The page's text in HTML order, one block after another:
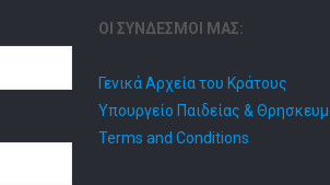
ΟΙ ΣΥΝΔΕΣΜΟΙ ΜΑΣ:
Γενικά Αρχεία του Κράτους
Υπουργείο Παιδείας &
Terms and Conditions